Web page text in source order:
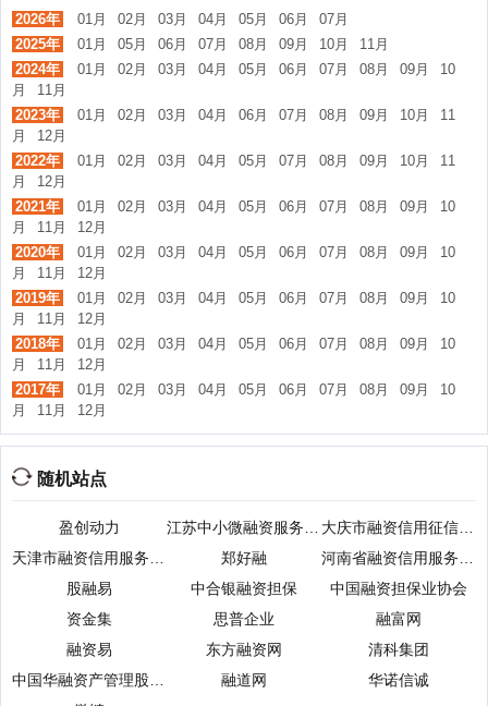
2026年 01月 02月 03月 04月 05月 06月
07月
2025年
01月 05月 06月 07月 08月 09月 10月
11月
2024年
01月 02月 03月 04月 05月 06月 07月 08月 09月
10
月
11月
2023年
01月 02月 03月 04月 06月 07月 08月 09月 10月
11
月
12月
2022年
01月 02月 03月 04月 05月 07月 08月 09月 10月
11
月
12月
2021年
01月 02月 03月 04月 05月 06月 07月 08月 09月
10
月
11月
12月
2020年
01月 02月 03月 04月 05月 06月 07月 08月 09月
10
月
11月
12月
2019年
01月 02月 03月 04月 05月 06月 07月 08月 09月
10
月
11月
12月
2018年
01月 02月 03月 04月 05月 06月 07月 08月 09月
10
月
11月
12月
2017年
01月 02月 03月 04月 05月 06月 07月 08月 09月
10
月
11月 12月
随机站点
盈创动力
大庆市融资信用征信服务平台
郑好融
股融易
中合银融资担保
中国融资担保业协会
资金集
思普企业
融富网
融资易
东方融资网
清科集团
融道网
华诺信诚